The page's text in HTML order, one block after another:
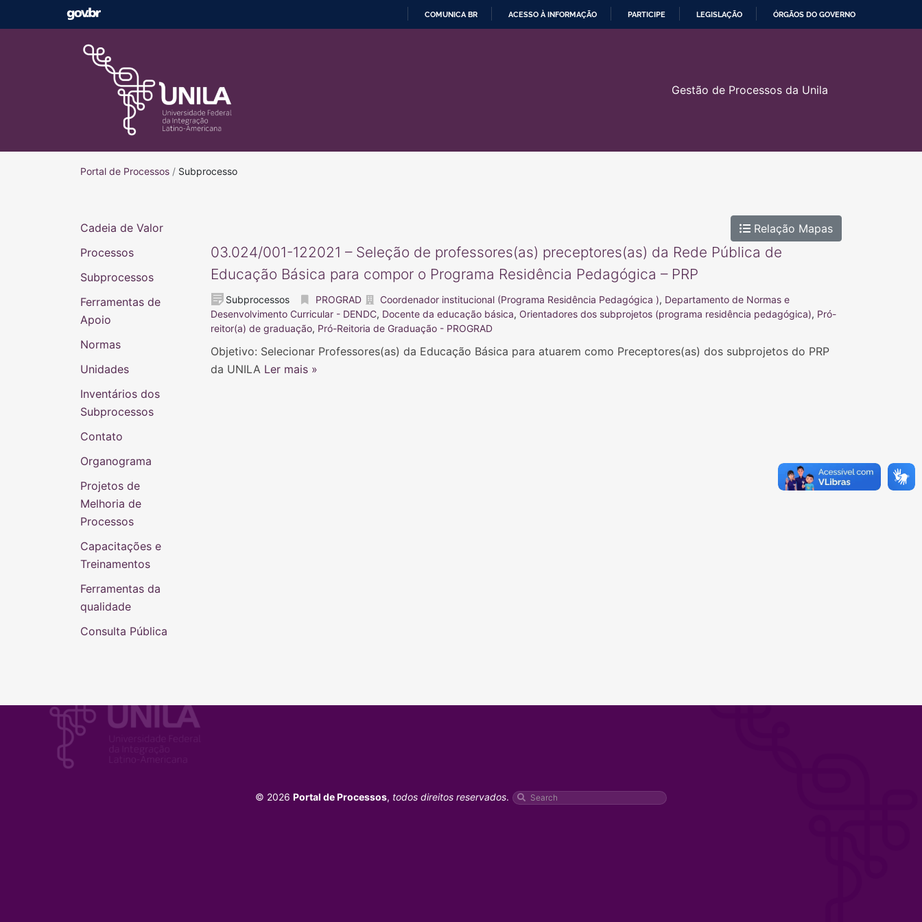
COMUNICA BR ACESSO À INFORMAÇÃO PARTICIPE LEGISLAÇÃO ÓRGÃOS DO GOVERNO
Gestão de Processos da Unila
Portal de ProcessosPortal de Processos
/ Subprocesso
Relação Mapas
03.024/001-122021 – Seleção de professores(as) preceptores(as) da Rede Pública de
Educação Básica para compor o Programa Residência Pedagógica – PRP
Subprocessos PROGRAD Coordenador institucional (Programa Residência Pedagógica ), Departamento de Normas e
Desenvolvimento Curricular - DENDC, Docente da educação básica, Orientadores dos subprojetos (programa residência pedagógica), Pró-
reitor(a) de graduação, Pró-Reitoria de Graduação - PROGRAD
Objetivo: Selecionar Professores(as) da Educação Básica para atuarem como Preceptores(as) dos subprojetos do PRP
da UNILA Ler mais »
Cadeia de Valor
Processos
Subprocessos
Ferramentas de
Apoio
Normas
Unidades
Inventários dos
Subprocessos
Contato
Organograma
Projetos de
Melhoria de
Processos
Capacitações e
Treinamentos
Ferramentas da
qualidade
Consulta Pública
© 2026 Portal de Processos, todos direitos reservados.
Pesquisar